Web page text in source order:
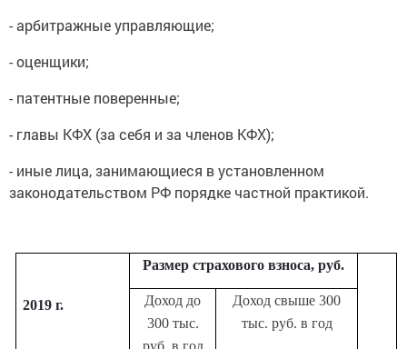
- арбитражные управляющие;
- оценщики;
- патентные поверенные;
- главы КФХ (за себя и за членов КФХ);
- иные лица, занимающиеся в установленном
законодательством РФ порядке частной практикой.
2019 г.
Размер страхового взноса, руб.
Доход до
300 тыс.
руб. в год
Доход свыше 300
тыс. руб. в год